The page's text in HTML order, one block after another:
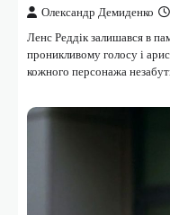
Олександр Демиденко
Ленс Реддік залишався в
проникливому голосу і
кожного персонажа